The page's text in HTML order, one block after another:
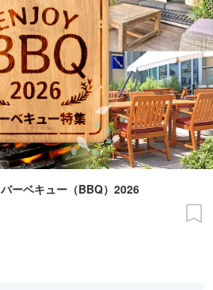
ーベキュー（BBQ）2026